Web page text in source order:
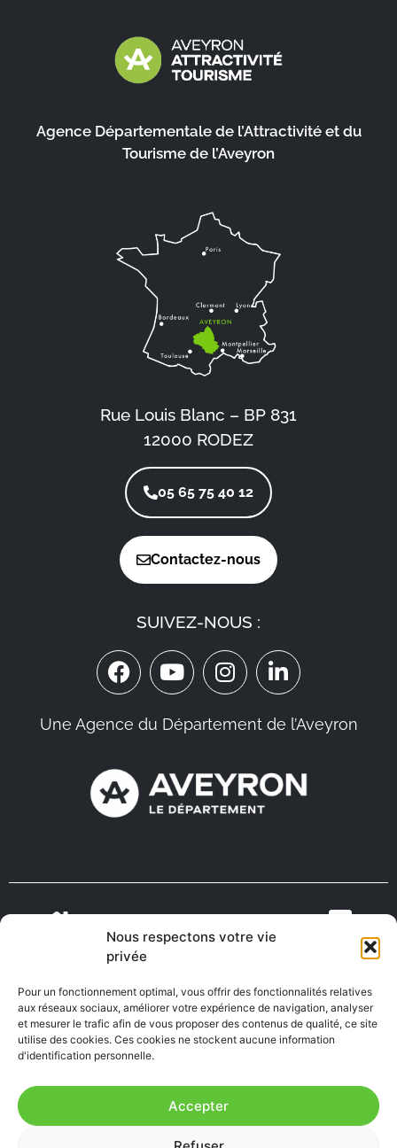
Nous respectons votre vie
privée
Pour un fonctionnement optimal, vous offrir des fonctionnalités relatives
aux réseaux sociaux, améliorer votre expérience de navigation, analyser
et mesurer le trafic afin de vous proposer des contenus de qualité, ce site
utilise des cookies. Ces cookies ne stockent aucune information
d'identification personnelle.
Accepter
Agence Départementale de l’Attractivité et du
Tourisme de l’Aveyron
Rue Louis Blanc – BP 831
12000 RODEZ
05 65 75 40 12
Contactez-nous
SUIVEZ-NOUS :
Une Agence du Département de l’Aveyron
TOURISME
ON RECRUTE EN
AVEYRON
FABRIQUÉ EN
Mentions Légales|Accessibilité : Partiellement